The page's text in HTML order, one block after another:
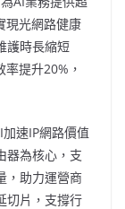
現光網路健康
護時長縮短
提升20%，
速IP網路價值
器為核心，支
，助力運營商
切片，支撐行